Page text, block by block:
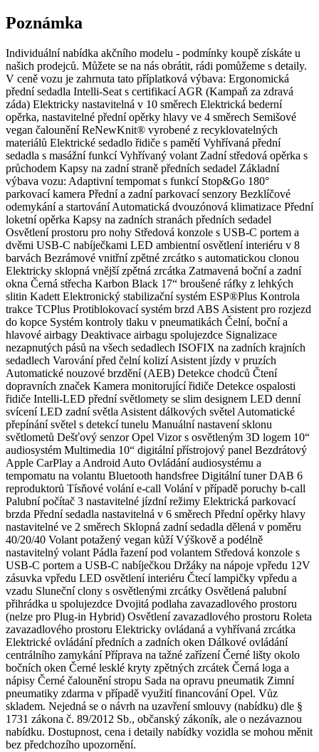
Poznámka
Individuální nabídka akčního modelu - podmínky koupě získáte u
našich prodejců. Můžete se na nás obrátit, rádi pomůžeme s detaily.
V ceně vozu je zahrnuta tato příplatková výbava: Ergonomická
přední sedadla Intelli-Seat s certifikací AGR (Kampaň za zdravá
záda) Elektricky nastavitelná v 10 směrech Elektrická bederní
opěrka, nastavitelné přední opěrky hlavy ve 4 směrech Semišové
vegan čalounění ReNewKnit® vyrobené z recyklovatelných
materiálů Elektrické sedadlo řidiče s pamětí Vyhřívaná přední
sedadla s masážní funkcí Vyhřívaný volant Zadní středová opěrka s
průchodem Kapsy na zadní straně předních sedadel Základní
výbava vozu: Adaptivní tempomat s funkcí Stop&Go 180°
parkovací kamera Přední a zadní parkovací senzory Bezklíčové
odemykání a startování Automatická dvouzónová klimatizace Přední
loketní opěrka Kapsy na zadních stranách předních sedadel
Osvětlení prostoru pro nohy Středová konzole s USB-C portem a
dvěmi USB-C nabíječkami LED ambientní osvětlení interiéru v 8
barvách Bezrámové vnitřní zpětné zrcátko s automatickou clonou
Elektricky sklopná vnější zpětná zrcátka Zatmavená boční a zadní
okna Černá střecha Karbon Black 17“ broušené ráfky z lehkých
slitin Kadett Elektronický stabilizační systém ESP®Plus Kontrola
trakce TCPlus Protiblokovací systém brzd ABS Asistent pro rozjezd
do kopce Systém kontroly tlaku v pneumatikách Čelní, boční a
hlavové airbagy Deaktivace airbagu spolujezdce Signalizace
nezapnutých pásů na všech sedadlech ISOFIX na zadních krajních
sedadlech Varování před čelní kolizí Asistent jízdy v pruzích
Automatické nouzové brzdění (AEB) Detekce chodců Čtení
dopravních značek Kamera monitorující řidiče Detekce ospalosti
řidiče Intelli-LED přední světlomety se slim designem LED denní
svícení LED zadní světla Asistent dálkových světel Automatické
přepínání světel s detekcí tunelu Manuální nastavení sklonu
světlometů Dešťový senzor Opel Vizor s osvětleným 3D logem 10“
audiosystém Multimedia 10“ digitální přístrojový panel Bezdrátový
Apple CarPlay a Android Auto Ovládání audiosystému a
tempomatu na volantu Bluetooth handsfree Digitální tuner DAB 6
reproduktorů Tísňové volání e-call Volání v případě poruchy b-call
Palubní počítač 3 nastavitelné jízdní režimy Elektrická parkovací
brzda Přední sedadla nastavitelná v 6 směrech Přední opěrky hlavy
nastavitelné ve 2 směrech Sklopná zadní sedadla dělená v poměru
40/20/40 Volant potažený vegan kůží Výškově a podélně
nastavitelný volant Pádla řazení pod volantem Středová konzole s
USB-C portem a USB-C nabíječkou Držáky na nápoje vpředu 12V
zásuvka vpředu LED osvětlení interiéru Čtecí lampičky vpředu a
vzadu Sluneční clony s osvětlenými zrcátky Osvětlená palubní
přihrádka u spolujezdce Dvojitá podlaha zavazadlového prostoru
(nelze pro Plug-in Hybrid) Osvětlení zavazadlového prostoru Roleta
zavazadlového prostoru Elektricky ovládaná a vyhřívaná zrcátka
Elektrické ovládání předních a zadních oken Dálkové ovládání
centrálního zamykání Příprava na tažné zařízení Černé lišty okolo
bočních oken Černé lesklé kryty zpětných zrcátek Černá loga a
nápisy Černé čalounění stropu Sada na opravu pneumatik Zimní
pneumatiky zdarma v případě využití financování Opel. Vůz
skladem. Nejedná se o návrh na uzavření smlouvy (nabídku) dle §
1731 zákona č. 89/2012 Sb., občanský zákoník, ale o nezávaznou
nabídku. Dostupnost, cena i detaily nabídky vozidla se mohou měnit
bez předchozího upozornění.